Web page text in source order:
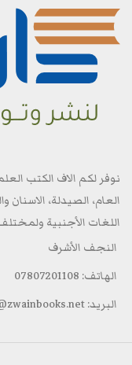
نوفر لكم الاف الكتب
العام، الصيدلة،
اللغات الأجنبية
النجف الأشرف
الهاتف: 07807201108
البريد: info@zwainbooks.net